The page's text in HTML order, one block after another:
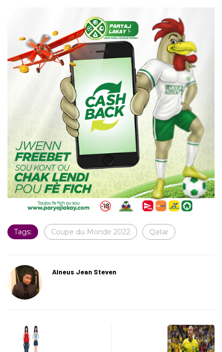
Tags: Coupe du Monde 2022 Qatar
Alneus Jean Steven